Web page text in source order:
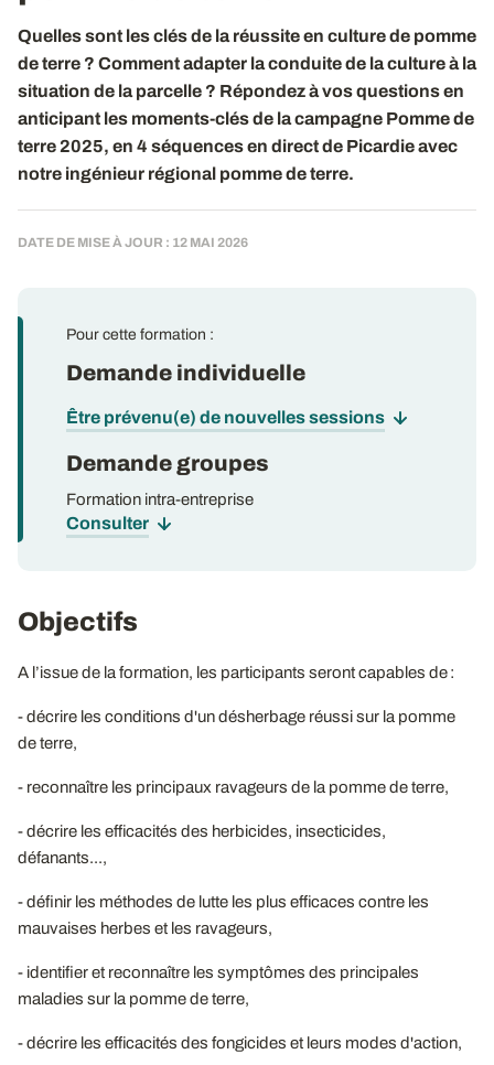
Quelles sont les clés de la réussite en culture de pomme
de terre ? Comment adapter la conduite de la culture à la
situation de la parcelle ? Répondez à vos questions en
anticipant les moments-clés de la campagne Pomme de
terre 2025, en 4 séquences en direct de Picardie avec
notre ingénieur régional pomme de terre.
DATE DE MISE À JOUR : 12 MAI 2026
Pour cette formation :
Demande individuelle
Être prévenu(e) de nouvelles sessions
Demande groupes
Formation intra-entreprise
Consulter
Objectifs
A l’issue de la formation, les participants seront capables de :
- décrire les conditions d'un désherbage réussi sur la pomme
de terre,
- reconnaître les principaux ravageurs de la pomme de terre,
- décrire les efficacités des herbicides, insecticides,
défanants...,
- définir les méthodes de lutte les plus efficaces contre les
mauvaises herbes et les ravageurs,
- identifier et reconnaître les symptômes des principales
maladies sur la pomme de terre,
- décrire les efficacités des fongicides et leurs modes d'action,